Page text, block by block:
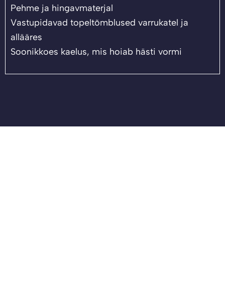
Pehme ja hingavmaterjal
Vastupidavad topeltõmblused varrukatel ja
allääres
Soonikkoes kaelus, mis hoiab hästi vormi